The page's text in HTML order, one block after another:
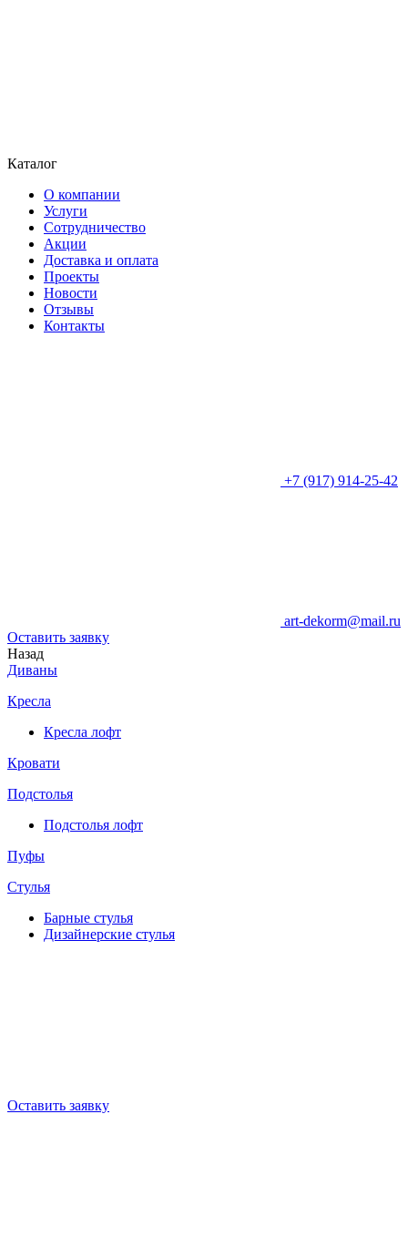
Каталог
О компании
Услуги
Сотрудничество
Акции
Доставка и оплата
Проекты
Новости
Отзывы
Контакты
+7 (917) 914-25-42
art-dekorm@mail.ru
Оставить заявку
Назад
Диваны
Кресла
Кресла лофт
Кровати
Подстолья
Подстолья лофт
Пуфы
Стулья
Барные cтулья
Дизайнерские cтулья
Оставить заявку